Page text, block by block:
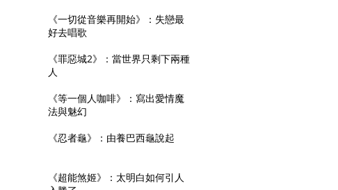
《一切從音樂再開始》：失戀最
好去唱歌
《罪惡城2》：當世界只剩下兩種
人
《等一個人咖啡》：寫出愛情魔
法與魅幻
《忍者龜》：由養巴西龜說起
《超能煞姬》：太明白如何引人